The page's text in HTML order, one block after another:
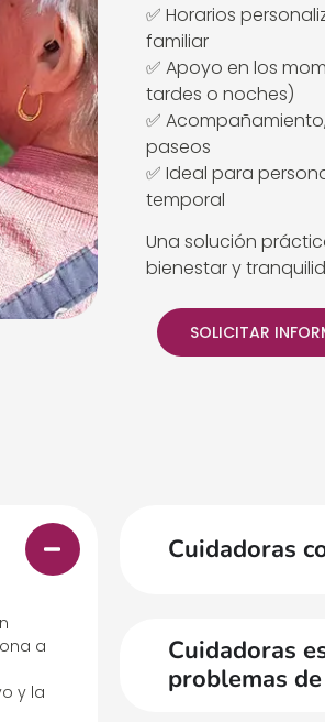
✅ Horarios
familiar
✅ Apoyo en los
tardes o noches)
✅
paseos
✅ Ideal para
temporal
Una solución
bienestar y
SOLICITAR
a
y la
Cuidadoras
Cuidadoras
problemas